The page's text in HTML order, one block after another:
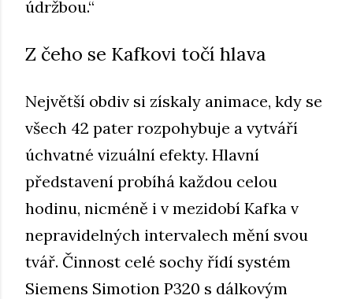
údržbou.“
Z čeho se Kafkovi točí hlava
Největší obdiv si získaly animace, kdy se
všech 42 pater rozpohybuje a vytváří
úchvatné vizuální efekty. Hlavní
představení probíhá každou celou
hodinu, nicméně i v mezidobí Kafka v
nepravidelných intervalech mění svou
tvář. Činnost celé sochy řídí systém
Siemens Simotion P320 s dálkovým